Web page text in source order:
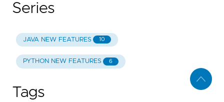
Series
JAVA NEW FEATURES 10
PYTHON NEW FEATURES 6
Tags